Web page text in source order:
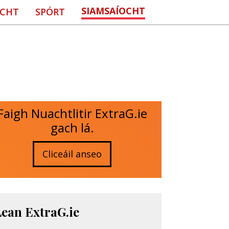
SPÓRT SIAMSAÍOCHT
Nuachtlitir ExtraG.ie
gach lá.
Cliceáil anseo
ExtraG.ie